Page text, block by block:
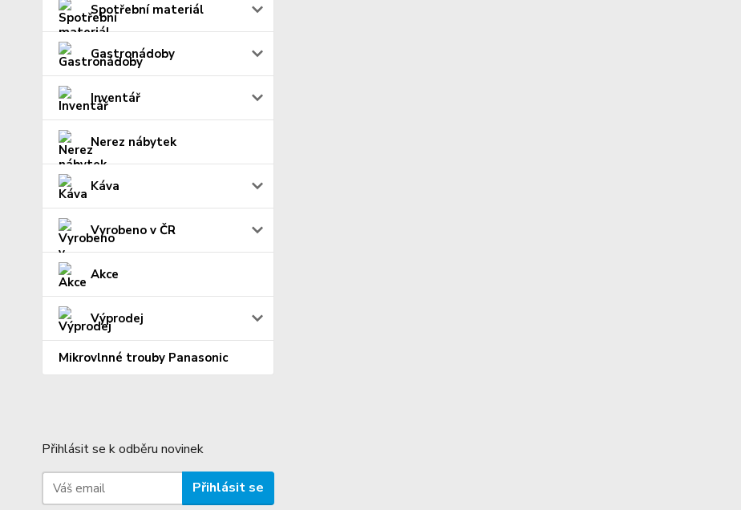
Spotřební materiál
Gastronádoby
Inventář
Nerez nábytek
Káva
Vyrobeno v ČR
Akce
Výprodej
Mikrovlnné trouby Panasonic
Přihlásit se k odběru novinek
Přihlásit se